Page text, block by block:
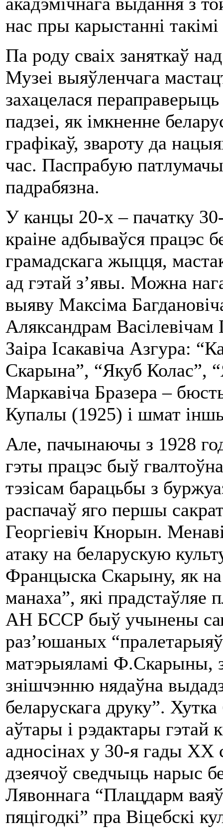
нас пры карыстанні
Па роду сваіх заняткаў
Музеі выяўленчага
захацелася
падзеі, як імкненне
графікаў, звароту да
час. Паспрабую
падрабязна.
У канцы 20-х – пачатку
краіне адбываўся працэс
грамадскага жыцця,
ад гэтай з’явы. Можна
выяву Максіма
Аляксандрам
Заіра Ісакавіча Азгура:
Скарына”, “Якуб Колас”,
Маркавіча Бразера –
Купалы (1925) і шмат
Але, пачынаючы з 1928
гэты працэс быў
тэзісам барацьбы з
распачаў яго першы
Георгіевіч Кнорын.
атаку на беларускую
Францыска Скарыну, як на
манаха”, які прадстаўляе
АН БССР быў учынены
раз’юшаных
матэрыяламі Ф.Скарыны,
знішчэнню нядаўна
беларускага друку”.
аўтары і рэдактары гэтай
адносінах у 30-я гады ХХ
дзеячоў сведчыць нарыс
Лявоннага “Плацдарм
пяцігодкі” пра Віцебскі